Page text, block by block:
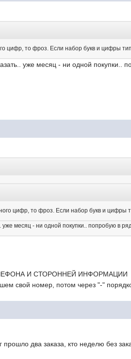
цифр, то фроз. Если набор букв и цифры
уже месяц - ни одной покупки..
цифр, то фроз. Если набор букв и цифры
месяц - ни одной покупки.. попробую в
И СТОРОННЕЙ ИНФОРМАЦИИ
свой номер, потом через "-"
два заказа, кто неделю без